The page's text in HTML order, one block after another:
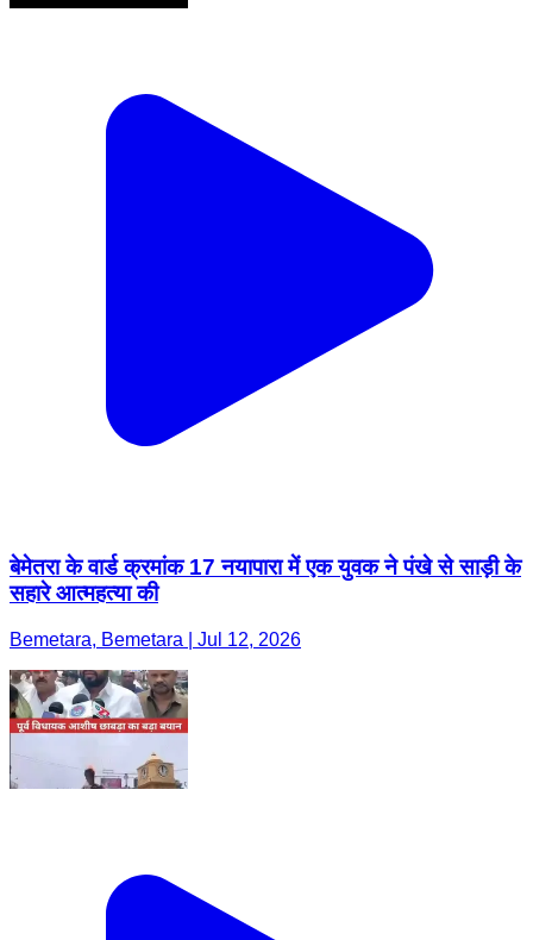
बेमेतरा के वार्ड क्रमांक 17 नयापारा में एक युवक ने पंखे से साड़ी के
सहारे आत्महत्या की
Bemetara, Bemetara | Jul 12, 2026